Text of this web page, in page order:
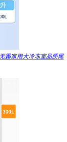
无霜家用大冷冻室品质尾